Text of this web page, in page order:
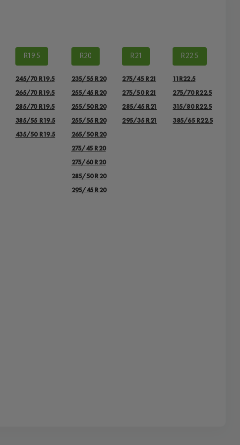
R19.5
245/70 R19.5
265/70 R19.5
285/70 R19.5
385/55 R19.5
435/50 R19.5
R20
235/55 R20
255/45 R20
255/50 R20
255/55 R20
265/50 R20
275/45 R20
275/60 R20
285/50 R20
295/45 R20
R21
275/45 R21
275/50 R21
285/45 R21
295/35 R21
R22.5
11R22.5
275/70 R22.5
315/80 R22.5
385/65 R22.5